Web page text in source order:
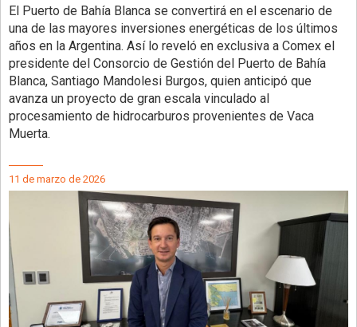
El Puerto de Bahía Blanca se convertirá en el escenario de
una de las mayores inversiones energéticas de los últimos
años en la Argentina. Así lo reveló en exclusiva a Comex el
presidente del Consorcio de Gestión del Puerto de Bahía
Blanca, Santiago Mandolesi Burgos, quien anticipó que
avanza un proyecto de gran escala vinculado al
procesamiento de hidrocarburos provenientes de Vaca
Muerta.
11 de marzo de 2026